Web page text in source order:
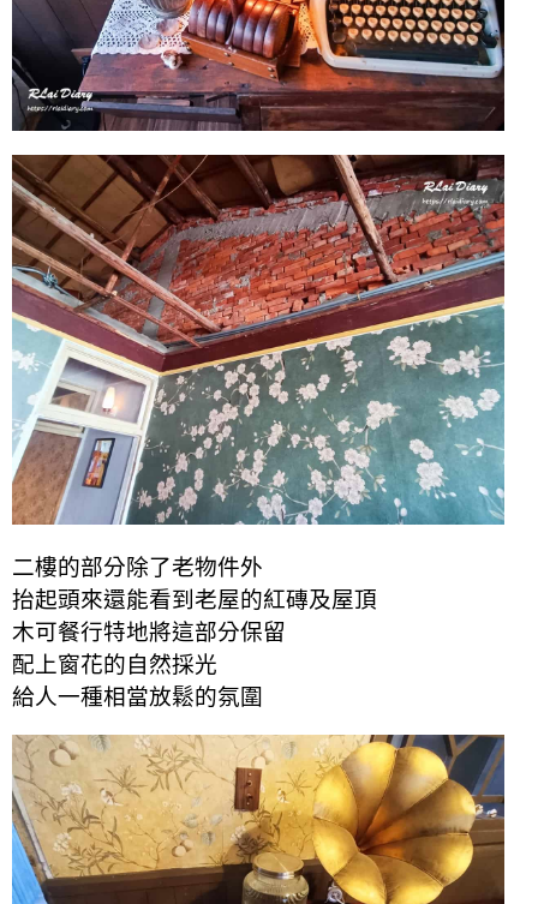
二樓的部分除了老物件外
抬起頭來還能看到老屋的紅磚及屋頂
木可餐行特地將這部分保留
配上窗花的自然採光
給人一種相當放鬆的氛圍